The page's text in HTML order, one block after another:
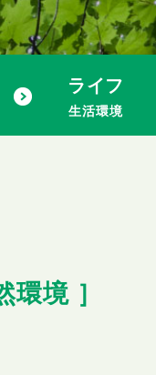
ライフ
生活環境
環境 ］